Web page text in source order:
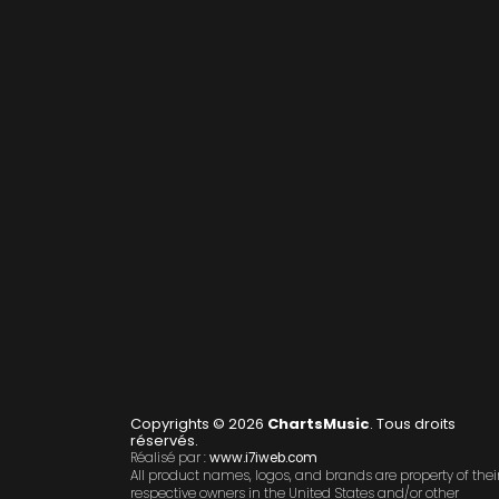
Copyrights © 2026 ChartsMusic. Tous droits
réservés.
Réalisé par :www.i7iweb.com
All product names, logos, and brands are property of
respective owners in the United States and/or other